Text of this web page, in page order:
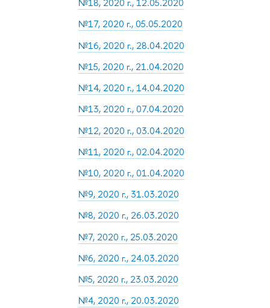
№18, 2020 г., 12.05.2020
№17, 2020 г., 05.05.2020
№16, 2020 г., 28.04.2020
№15, 2020 г., 21.04.2020
№14, 2020 г., 14.04.2020
№13, 2020 г., 07.04.2020
№12, 2020 г., 03.04.2020
№11, 2020 г., 02.04.2020
№10, 2020 г., 01.04.2020
№9, 2020 г., 31.03.2020
№8, 2020 г., 26.03.2020
№7, 2020 г., 25.03.2020
№6, 2020 г., 24.03.2020
№5, 2020 г., 23.03.2020
№4, 2020 г., 20.03.2020